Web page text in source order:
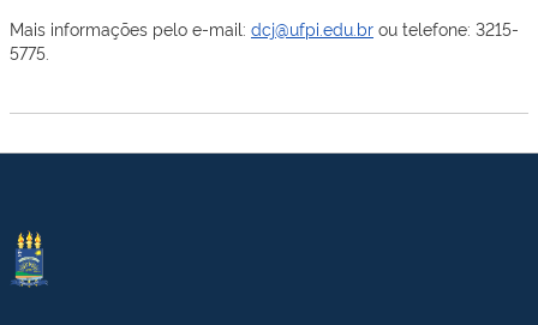
Mais informações pelo e-mail: dcj@ufpi.edu.br ou telefone: 3215-
5775.